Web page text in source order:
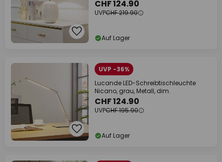
CHF 124.90
UVPCHF 219.90
Auf Lager
UVP -36%
Lucande LED-Schreibtischleuchte
Nicano, grau, Metall, dim.
CHF 124.90
UVPCHF 195.90
Auf Lager